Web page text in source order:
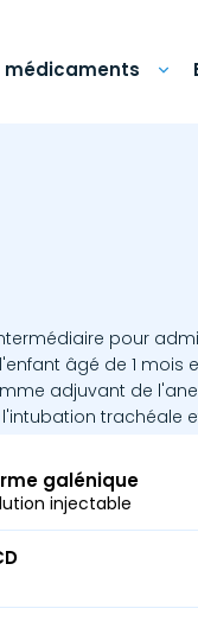
médicaments
pour
âgé de 1 mois et
adjuvant de
trachéale
galénique
injectable